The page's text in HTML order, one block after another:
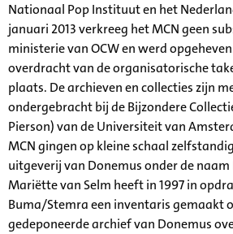
Nationaal Pop Instituut en het
januari 2013 verkreeg het MCN geen
ministerie van OCW en werd
overdracht van de organisatorische
plaats. De archieven en collecties zijn
ondergebracht bij de Bijzondere
Pierson) van de Universiteit van
MCN gingen op kleine schaal
uitgeverij van Donemus onder de
Mariëtte van Selm heeft in 1997 in
Buma/Stemra een inventaris gemaakt
gedeponeerde archief van Donemus